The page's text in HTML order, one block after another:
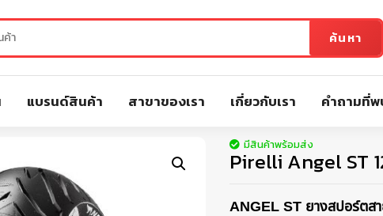
ค้นหา
แบรนด์สินค้า สาขาของเรา เกี่ยวกับเรา คำถามที่
มีสินค้าพร้อมส่ง
Pirelli Angel ST
ANGEL ST ยางสปอร์ตส